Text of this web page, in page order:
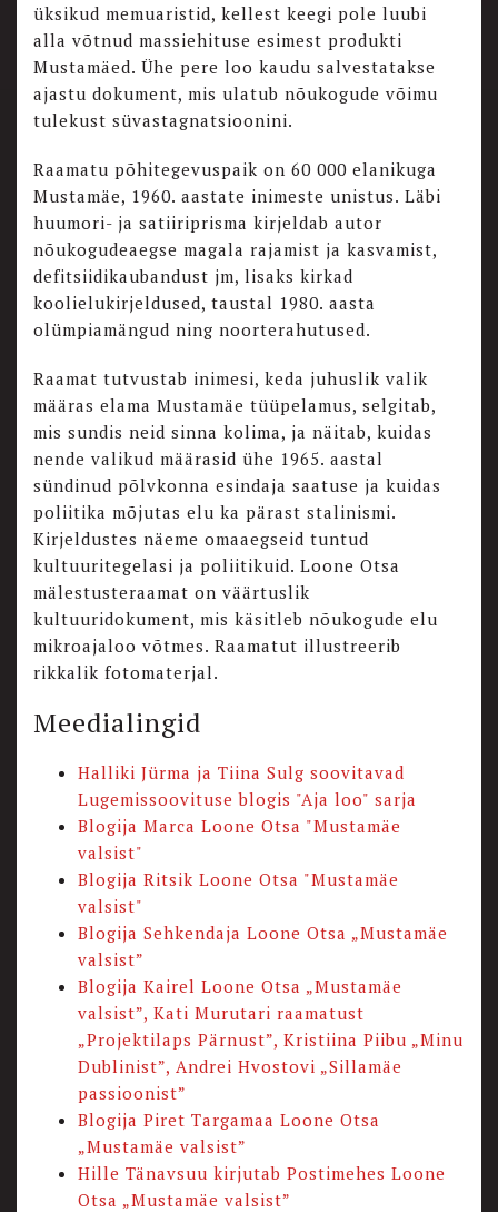
üksikud memuaristid, kellest keegi pole luubi
alla võtnud massiehituse esimest produkti
Mustamäed. Ühe pere loo kaudu salvestatakse
ajastu dokument, mis ulatub nõukogude võimu
tulekust süvastagnatsioonini.
Raamatu põhitegevuspaik on 60 000 elanikuga
Mustamäe, 1960. aastate inimeste unistus. Läbi
huumori- ja satiiriprisma kirjeldab autor
nõukogudeaegse magala rajamist ja kasvamist,
defitsiidikaubandust jm, lisaks kirkad
koolielukirjeldused, taustal 1980. aasta
olümpiamängud ning noorterahutused.
Raamat tutvustab inimesi, keda juhuslik valik
määras elama Mustamäe tüüpelamus, selgitab,
mis sundis neid sinna kolima, ja näitab, kuidas
nende valikud määrasid ühe 1965. aastal
sündinud põlvkonna esindaja saatuse ja kuidas
poliitika mõjutas elu ka pärast stalinismi.
Kirjeldustes näeme omaaegseid tuntud
kultuuritegelasi ja poliitikuid. Loone Otsa
mälestusteraamat on väärtuslik
kultuuridokument, mis käsitleb nõukogude elu
mikroajaloo võtmes. Raamatut illustreerib
rikkalik fotomaterjal.
Meedialingid
Halliki Jürma ja Tiina Sulg soovitavad
Lugemissoovituse blogis "Aja loo" sarja
Blogija Marca Loone Otsa "Mustamäe
valsist"
Blogija Ritsik Loone Otsa "Mustamäe
valsist"
Blogija Sehkendaja Loone Otsa „Mustamäe
valsist”
Blogija Kairel Loone Otsa „Mustamäe
valsist”, Kati Murutari raamatust
„Projektilaps Pärnust”, Kristiina Piibu „Minu
Dublinist”, Andrei Hvostovi „Sillamäe
passioonist”
Blogija Piret Targamaa Loone Otsa
„Mustamäe valsist”
Hille Tänavsuu kirjutab Postimehes Loone
Otsa „Mustamäe valsist”